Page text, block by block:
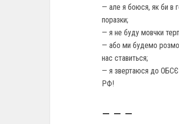
— але я боюся, як би в
поразки;
— я не буду мовчки
— або ми будемо
нас ставиться;
— я звертаюся до ОБСЄ
РФ!
– – –